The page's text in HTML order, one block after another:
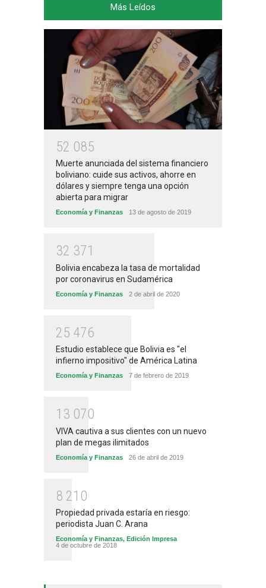
Más Leídos
52 085
Muerte anunciada del sistema financiero
boliviano: cuide sus activos, ahorre en
dólares y siempre tenga una opción
abierta para migrar
Economía y Finanzas 13 de agosto de 2019
32 371
Bolivia encabeza la tasa de mortalidad
por coronavirus en Sudamérica
Economía y Finanzas 2 de abril de 2020
25 476
Estudio establece que Bolivia es "el
infierno impositivo" de América Latina
Economía y Finanzas 7 de febrero de 2019
1 3 070
VIVA cautiva a sus clientes con un nuevo
plan de megas ilimitados
Economía y Finanzas 26 de abril de 2019
8 21 0
Propiedad privada estaría en riesgo:
periodista Juan C. Arana
Economía y Finanzas, Edición Impresa
4 de octubre de 2018